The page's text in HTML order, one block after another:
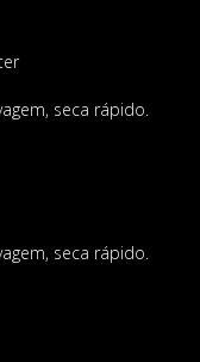
seca rápido.
seca rápido.